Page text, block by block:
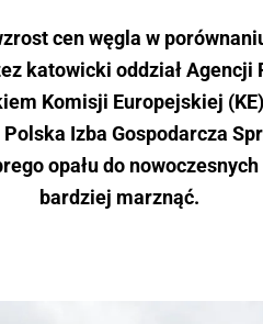
cen węgla w
katowicki oddział Agencji
Komisji Europejskiej
Izba Gospodarcza
opału do
bardziej marznąć.